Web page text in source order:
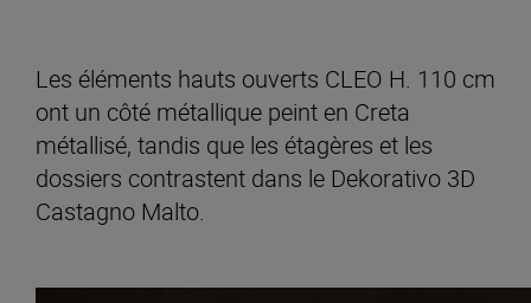
Les éléments hauts ouverts CLEO H. 110 cm
ont un côté métallique peint en Creta
métallisé, tandis que les étagères et les
dossiers contrastent dans le Dekorativo 3D
Castagno Malto.